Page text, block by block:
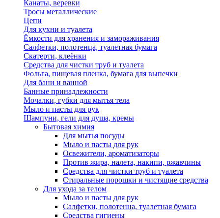
Канаты, веревки
Тросы металлические
Цепи
Для кухни и туалета
Ёмкости для хранения и замораживания
Салфетки, полотенца, туалетная бумага
Скатерти, клеёнки
Средства для чистки труб и туалета
Фольга, пищевая пленка, бумага для выпечки
Для бани и ванной
Банные принадлежности
Мочалки, губки для мытья тела
Мыло и пасты для рук
Шампуни, гели для душа, кремы
Бытовая химия
Для мытья посуды
Мыло и пасты для рук
Освежители, ароматизаторы
Против жира, налета, накипи, ржавчины
Средства для чистки труб и туалета
Стиральные порошки и чистящие средства
Для ухода за телом
Мыло и пасты для рук
Салфетки, полотенца, туалетная бумага
Средства гигиены